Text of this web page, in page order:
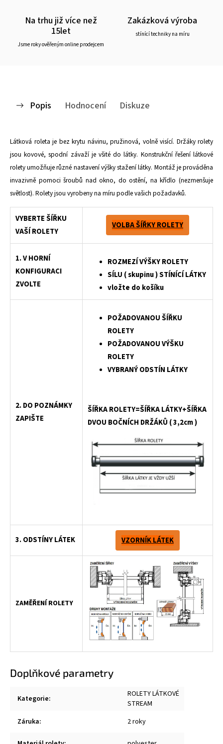
Na trhu již více než
15let
Jsme roky ověřeným online prodejcem
Zakázková výroba
stínící techniky na míru
Popis Hodnocení Diskuze
Látková roleta je bez krytu návinu, pružinová, volně visící. Držáky rolety
jsou kovové, spodní závaží je všité do látky. Konstrukční řešení látkové
rolety umožňuje různé nastavení výšky stažení látky. Montáž je prováděna
invazivně pomoci šroubů nad okno, do ostění, na křídlo (nezmenšuje
světlost). Rolety jsou vyrobeny na míru podle vašich požadavků.
VYBERTE ŠÍŘKU
VAŠÍ ROLETY
VOLBA ŠÍŘKY ROLETY
1. V HORNÍ
KONFIGURACI
ZVOLTE
ROZMEZÍ VÝŠKY ROLETY
SÍLU ( skupinu ) STÍNÍCÍ LÁTKY
vložte do košíku
2. DO POZNÁMKY
ZAPIŠTE
POŽADOVANOU ŠÍŘKU
ROLETY
POŽADOVANOU VÝŠKU
ROLETY
VYBRANÝ ODSTÍN LÁTKY
ŠÍŘKA ROLETY=ŠÍŘKA LÁTKY+ŠÍŘKA
DVOU BOČNÍCH DRŽÁKŮ ( 3,2cm )
3. ODSTÍNY LÁTEK VZORNÍK LÁTEK
ZAMĚŘENÍ ROLETY
Doplňkové parametry
Kategorie:
ROLETY LÁTKOVÉ
STREAM
Záruka: 2 roky